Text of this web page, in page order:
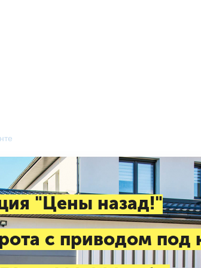
"Цены назад!"
с приводом под